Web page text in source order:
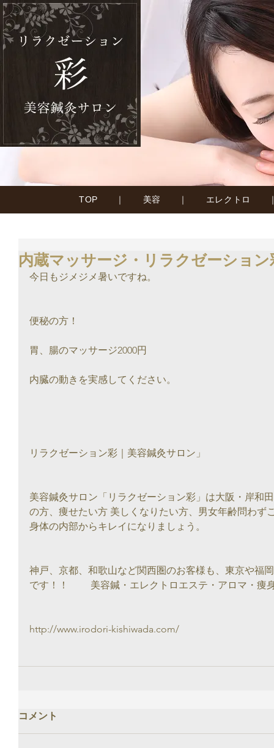
TOP ｜ 美容 ｜ エレクトロ
内蔵マッサージ・リラクゼーション
今日もジメジメ暑いですね。
便秘の方！
胃、腸のマッサージ2000円
内臓の動きを実感してください。
リラクゼーション彩｜美容鍼灸サロン」
美容鍼灸サロン「リラクゼーション彩」は大阪・岸和
の方、痩せたい方 美しくなりたい方、男女年齢問わず
身体の内部からキレイになりましょう。
神戸、京都、和歌山など関西圏のお客様も、東京や福
です！！　　 美容鍼・エレクトロエステ・アロマ・痩
http://www.irodori-kishiwada.com/
コメント